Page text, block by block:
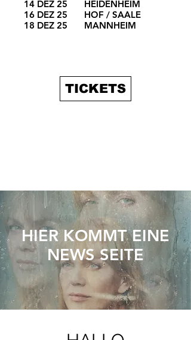
14 DEZ 25
16 DEZ 25
18 DEZ 25
HEIDENHEIM
HOF / SAALE
MANNHEIM
TICKETS
HIER KOMMT EINE
NEWS SEITE